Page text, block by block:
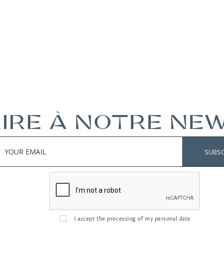
À NOTRE
I accept the processing of my personal data